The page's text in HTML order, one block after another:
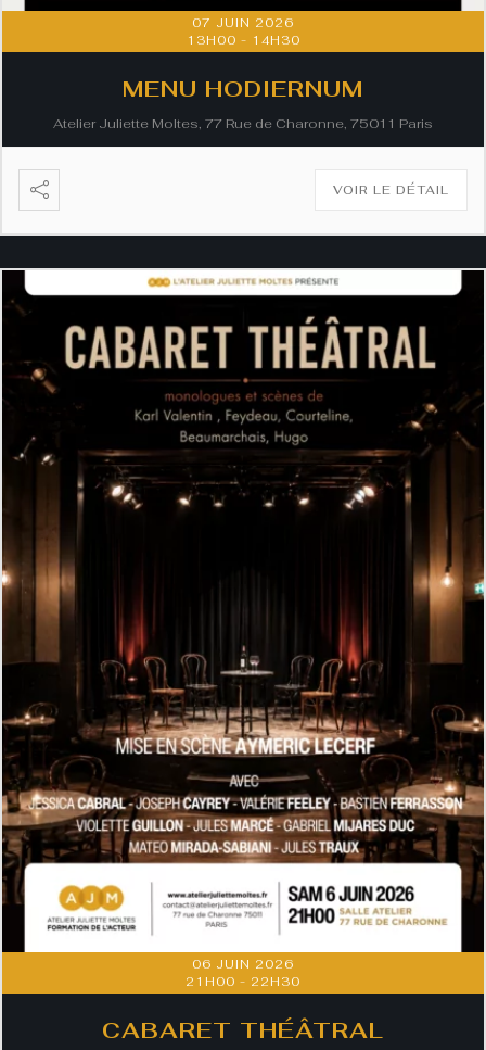
07 JUIN 2026
13H00 - 14H30
MENU HODIERNUM
Atelier Juliette Moltes, 77 Rue de Charonne, 75011 Paris
VOIR LE DÉTAIL
06 JUIN 2026
21H00 - 22H30
CABARET THÉÂTRAL